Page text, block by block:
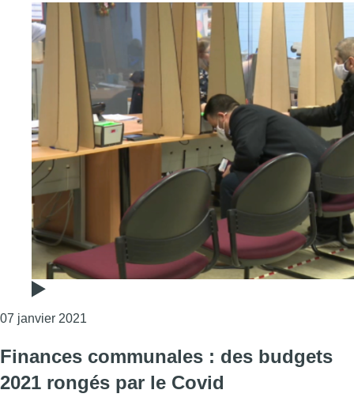
07 janvier 2021
Finances communales : des budgets
2021 rongés par le Covid